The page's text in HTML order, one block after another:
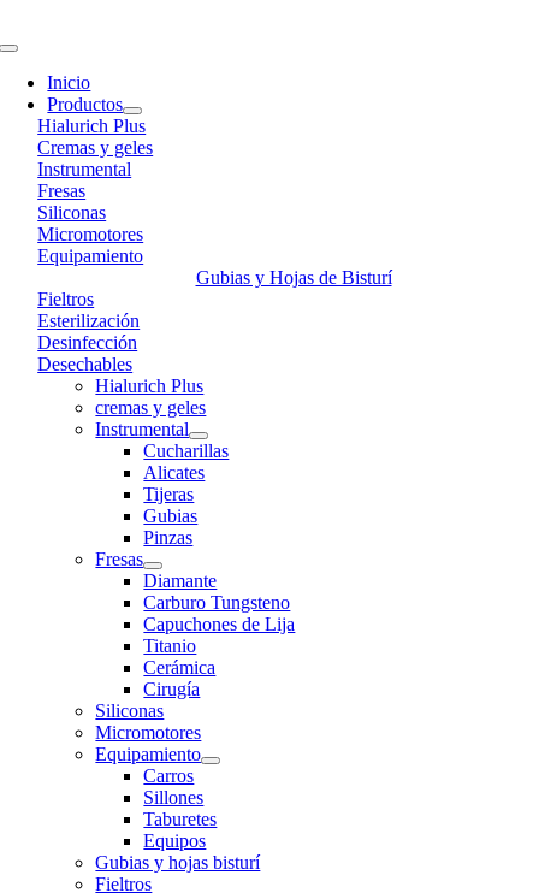
to
Toggle
Navigation
Inicio
Productos
Hialurich Plus
Cremas y geles
Instrumental
Fresas
Siliconas
Micromotores
Equipamiento
Gubias y Hojas de Bisturí
Fieltros
Esterilización
Desinfección
Desechables
Hialurich Plus
cremas y geles
Instrumental
Cucharillas
Alicates
Tijeras
Gubias
Pinzas
Fresas
Diamante
Carburo Tungsteno
Capuchones de Lija
Titanio
Cerámica
Cirugía
Siliconas
Micromotores
Equipamiento
Carros
Sillones
Taburetes
Equipos
Gubias y hojas bisturí
Fieltros